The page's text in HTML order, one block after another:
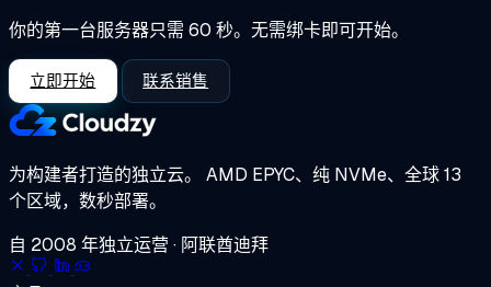
你的第一台服务器只需 60 秒。无需绑卡即可开始。
立即开始 联系销售
为构建者打造的独立云。 AMD EPYC、纯 NVMe、全球 13
个区域，数秒部署。
自 2008 年独立运营 · 阿联酋迪拜